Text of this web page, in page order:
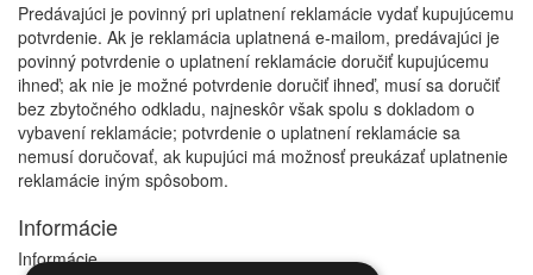
Predávajúci je povinný pri uplatnení reklamácie vydať kupujúcemu
potvrdenie. Ak je reklamácia uplatnená e-mailom, predávajúci je
povinný potvrdenie o uplatnení reklamácie doručiť kupujúcemu
ihneď; ak nie je možné potvrdenie doručiť ihneď, musí sa doručiť
bez zbytočného odkladu, najneskôr však spolu s dokladom o
vybavení reklamácie; potvrdenie o uplatnení reklamácie sa
nemusí doručovať, ak kupujúci má možnosť preukázať uplatnenie
reklamácie iným spôsobom.
Informácie
Informácie